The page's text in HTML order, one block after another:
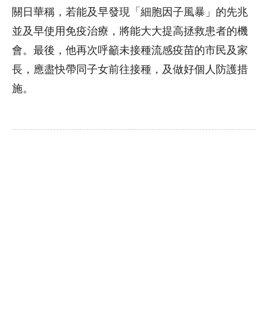
關日華稱，若能及早發現「細胞因子風暴」的先兆
並及早使用免疫治療，將能大大提高拯救患者的機
會。最後，他再次呼籲未接種流感疫苗的市民及家
長，應盡快帶同子女前往接種，及做好個人防護措
施。